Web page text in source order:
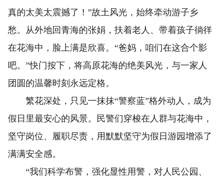
真的太美太震撼了！”故土风光，始终牵动游子乡
愁。从外地回青海的张娟，扶着老人、带着孩子徜徉
在花海中，脸上满是欣喜。“爸妈，咱们在这合个影
吧。”快门按下，将高原花海的绝美风光，与一家人
团圆的温馨时刻永远定格。
繁花深处，只见一抹抹“警察蓝”格外动人，成为
假日里最安心的风景。民警们穿梭在人群与花海中，
坚守岗位、履职尽责，用默默坚守为假日游园增添了
满满安全感。
“我们科学布警，强化显性用警，对人民公园、